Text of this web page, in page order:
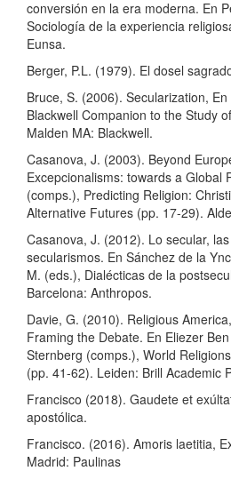
conversión en la era moderna. En
Sociología de la experiencia
Eunsa.
Berger, P.L. (1979). El dosel
Bruce, S. (2006). Secularization,
Blackwell Companion to the Study
Malden MA: Blackwell.
Casanova, J. (2003). Beyond
Excepcionalisms: towards a Global
(comps.), Predicting Religion:
Alternative Futures (pp. 17-29).
Casanova, J. (2012). Lo secular,
secularismos. En Sánchez de la
M. (eds.), Dialécticas de la
Barcelona: Anthropos.
Davie, G. (2010). Religious
Framing the Debate. En Eliezer
Sternberg (comps.), World
(pp. 41-62). Leiden: Brill Academic
Francisco (2018). Gaudete et
apostólica.
Francisco. (2016). Amoris laetitia,
Madrid: Paulinas